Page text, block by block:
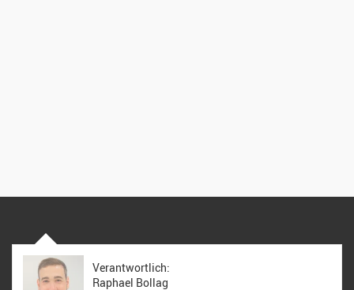
Verantwortlich:
Raphael Bollag